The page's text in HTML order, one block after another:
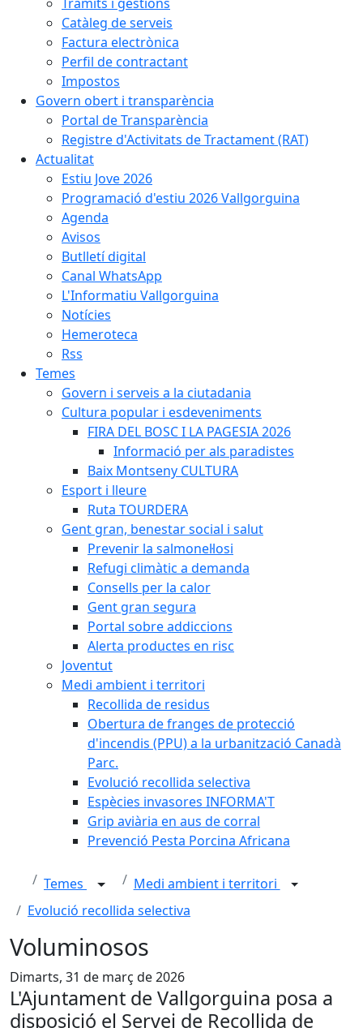
Catàleg de serveis
Factura electrònica
Perfil de contractant
Impostos
Govern obert i transparència
Portal de Transparència
Registre d'Activitats de Tractament (RAT)
Actualitat
Estiu Jove 2026
Programació d'estiu 2026 Vallgorguina
Agenda
Avisos
Butlletí digital
Canal WhatsApp
L'Informatiu Vallgorguina
Notícies
Hemeroteca
Rss
Temes
Govern i serveis a la ciutadania
Cultura popular i esdeveniments
FIRA DEL BOSC I LA PAGESIA 2026
Informació per als paradistes
Baix Montseny CULTURA
Esport i lleure
Ruta TOURDERA
Gent gran, benestar social i salut
Prevenir la salmonel·losi
Refugi climàtic a demanda
Consells per la calor
Gent gran segura
Portal sobre addiccions
Alerta productes en risc
Joventut
Medi ambient i territori
Recollida de residus
Obertura de franges de protecció
d'incendis (PPU) a la urbanització Canadà
Parc.
Evolució recollida selectiva
Espècies invasores INFORMA'T
Grip aviària en aus de corral
Prevenció Pesta Porcina Africana
Temes
Medi ambient i territori
Evolució recollida selectiva
Voluminosos
Dimarts, 31 de març de 2026
L'Ajuntament de Vallgorguina posa a
disposició el Servei de Recollida de